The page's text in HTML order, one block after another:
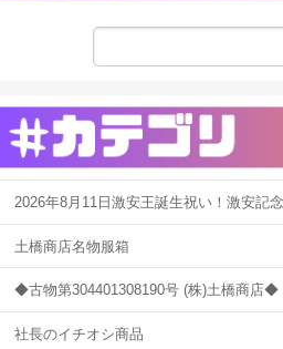
2026年8月11日激安王誕生祝い！激安記
土橋商店名物服箱
◆古物第304401308190号 (株)土橋商店◆
社長のイチオシ商品